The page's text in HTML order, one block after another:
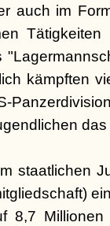
auch im
kämpften
staatlichen
8,7 Millionen